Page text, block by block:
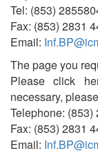
Tel: (853)
Fax: (853) 2831
Email:
The page you
Please click
necessary,
Telephone:
Fax: (853) 2831
Email: